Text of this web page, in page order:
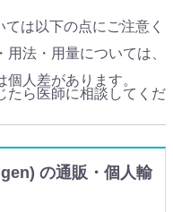
は以下の点にご注意く
法・用量については、
人差があります。
たら医師に相談してくだ
の通販・個人輸